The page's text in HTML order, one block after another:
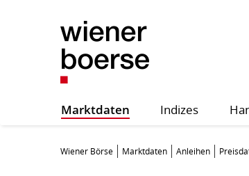
Marktdaten Indizes
Wiener Börse Marktdaten Anleihen